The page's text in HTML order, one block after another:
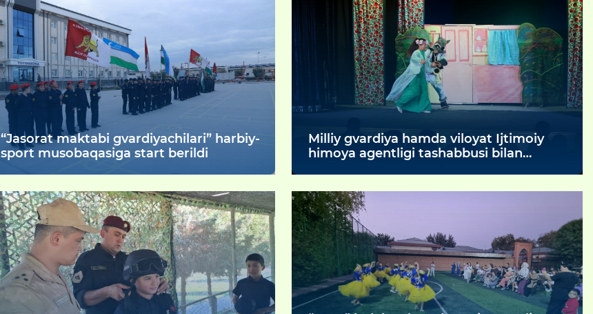
“Jasorat maktabi gvardiyachilari” harbiy-
sport musobaqasiga start berildi
Milliy gvardiya hamda viloyat Ijtimoiy
himoya agentligi tashabbusi bilan
tadbir tashkil etildi.